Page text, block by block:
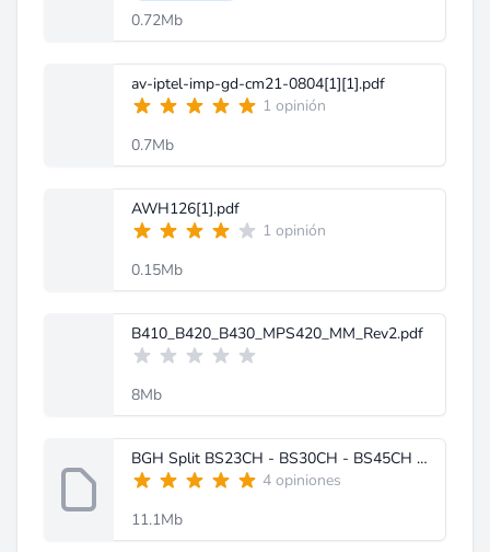
0.72Mb
av-iptel-imp-gd-cm21-0804[1][1].pdf
1 opinión
0.7Mb
AWH126[1].pdf
1 opinión
0.15Mb
B410_B420_B430_MPS420_MM_Rev2.pdf
8Mb
BGH Split BS23CH - BS30CH - BS45CH - BS60CH - BS23FH - BS30FH - BS45FH - BS60FH.pdf
4 opiniones
11.1Mb